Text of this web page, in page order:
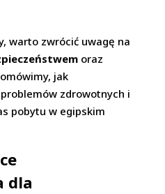
warto zwrócić uwagę na
oraz
jak
zdrowotnych i
pobytu w egipskim
dla